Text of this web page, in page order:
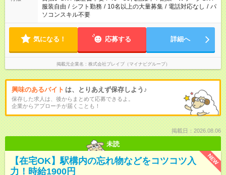
服装自由 / シフト勤務 / 10名以上の大量募集 / 電話対応なし / パ
ソコンスキル不要
気になる！ 応募する 詳細へ
掲載元企業名 株式会社ブレイブ（マイナビグループ）
興味のあるバイト は、とりあえず保存しよう♪
保存した求人は、後からまとめて応募できるよ。
企業からアプローチが届くことも！
掲載日：2026.08.06
未読
NEW
【在宅OK】駅構内の忘れ物などをコツコツ入
力！時給1900円